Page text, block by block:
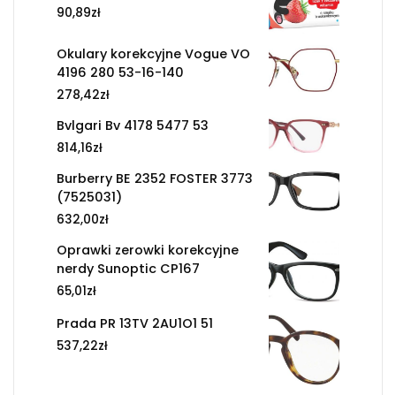
90,89zł
Okulary korekcyjne Vogue VO
4196 280 53-16-140
278,42zł
Bvlgari Bv 4178 5477 53
814,16zł
Burberry BE 2352 FOSTER 3773
(7525031)
632,00zł
Oprawki zerowki korekcyjne
nerdy Sunoptic CP167
65,01zł
Prada PR 13TV 2AU1O1 51
537,22zł